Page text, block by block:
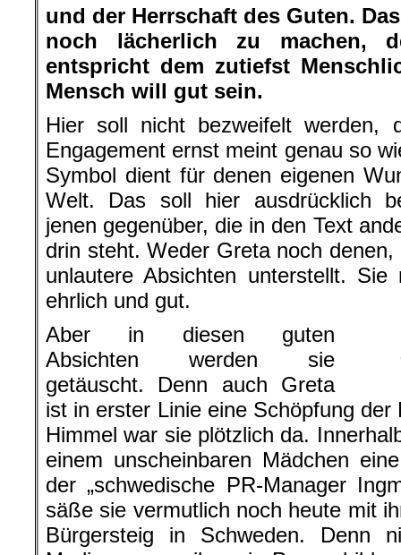
und der Herrschaft des Guten.
noch lächerlich zu machen,
entspricht dem zutiefst
Mensch will gut sein.
Hier soll nicht bezweifelt werden,
Engagement ernst meint genau so
Symbol dient für denen eigenen
Welt. Das soll hier ausdrücklich
jenen gegenüber, die in den Text
drin steht. Weder Greta noch
unlautere Absichten unterstellt.
ehrlich und gut.
Aber in diesen guten
Absichten werden sie
getäuscht. Denn auch Greta
ist in erster Linie eine Schöpfung
Himmel war sie plötzlich da.
einem unscheinbaren Mädchen
der „schwedische PR-Manager
säße sie vermutlich noch heute mit
Bürgersteig in Schweden. Denn